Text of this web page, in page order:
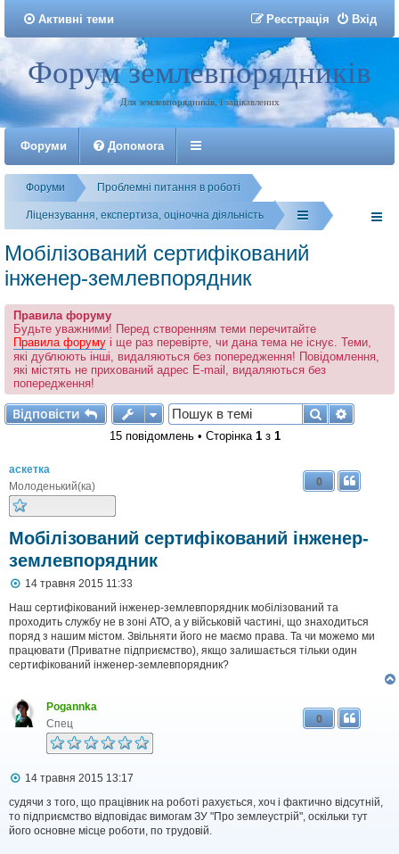
Активні теми Вхід
Реєстрація
Реєстрація
Форум землевпорядників
Для землевпорядників, і зацікавлених
Форуми Допомога
Форуми Проблемні питання в роботі
Ліцензування, експертиза, оціночна діяльність
Мобілізований сертифікований
інженер-землевпорядник
Правила форуму
Будьте уважними! Перед створенням теми перечитайте
Правила форуму і ще раз перевірте, чи дана тема не існує. Теми,
які дублюють інші, видаляються без попередження! Повідомлення,
які містять не прихований адрес E-mail, видаляються без
попередження!
Відповісти
Відповісти Пошук
15 повідомлень • Сторінка 1 з 1
аскетка
Молоденький(ка)
Мобілізований сертифікований інженер-
землевпорядник
0
П
в
і
д
о
м
л
н
я
14 травня 2015 11:33
Наш сертифікований інженер-землевпорядник мобілізований та
проходить службу не в зоні АТО, а у військовій частині, що знаходиться
поряд з нашим містом. Звільняти його не маємо права. Та чи можемо ми
працювати (Приватне підприємство), якщо залишається тільки один
сертифікований інженер-землевпорядник?
Pogannka
Спец
0
П
в
і
д
14 травня 2015 13:17
судячи з того, що працівник на роботі рахується, хоч і фактично відсутній,
то підприємство відповідає вимогам ЗУ "Про землеустрій", оскільки тут
його основне місце роботи, по трудовій.